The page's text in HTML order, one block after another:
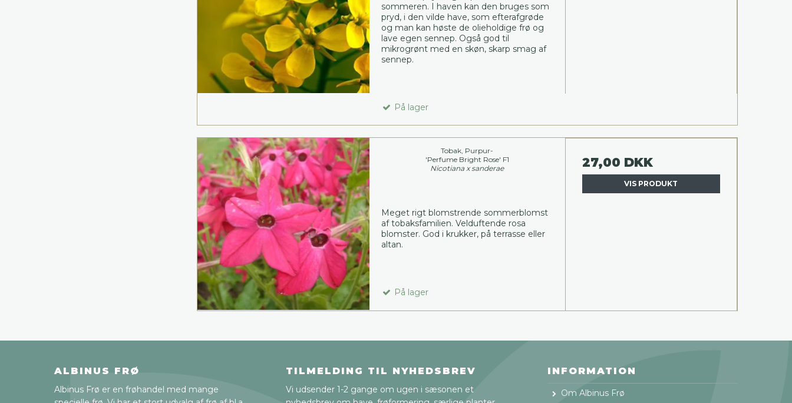
sommeren. I haven kan den bruges som
pryd, i den vilde have, som efterafgrøde
og man kan høste de olieholdige frø og
lave egen sennep. Også god til
mikrogrønt med en skøn, skarp smag af
sennep.
På lager
Tobak, Purpur-
'Perfume Bright Rose' F1
Nicotiana x sanderae
Meget rigt blomstrende sommerblomst
af tobaksfamilien. Velduftende rosa
blomster. God i krukker, på terrasse eller
altan.
På lager
27,00 DKK
VIS PRODUKT
ALBINUS FRØ
Albinus Frø er en frøhandel med mange
TILMELDING TIL NYHEDSBREV
Vi udsender 1-2 gange om ugen i sæsonen et
INFORMATION
Om Albinus Frø